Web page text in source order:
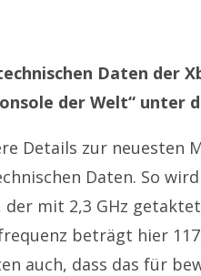
Daten der
der Welt“ unter
Details zur neuesten
Daten. So
der mit 2,3 GHz
beträgt hier
auch, dass das für